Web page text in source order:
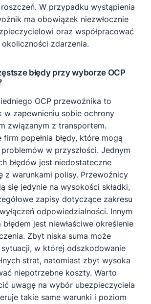
W przypadku wystąpienia
ma obowiązek niezwłocznie
oraz współpracować
zdarzenia.
błędy przy wyborze OCP
OCP przewoźnika to
w zapewnieniu sobie ochrony
związanym z transportem.
firm popełnia błędy, które mogą
w przyszłości. Jednym
błędów jest niedostateczne
z warunkami polisy. Przewoźnicy
się jedynie na wysokości składki,
zapisy dotyczące zakresu
odpowiedzialności. Innym
jest niewłaściwe określenie
Zbyt niska suma może
w której odszkodowanie
strat, natomiast zbyt wysoka
niepotrzebne koszty. Warto
uwagę na wybór ubezpieczyciela
takie same warunki i poziom